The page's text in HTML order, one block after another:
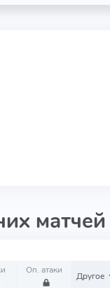
матчей
Оп. атаки
Другое